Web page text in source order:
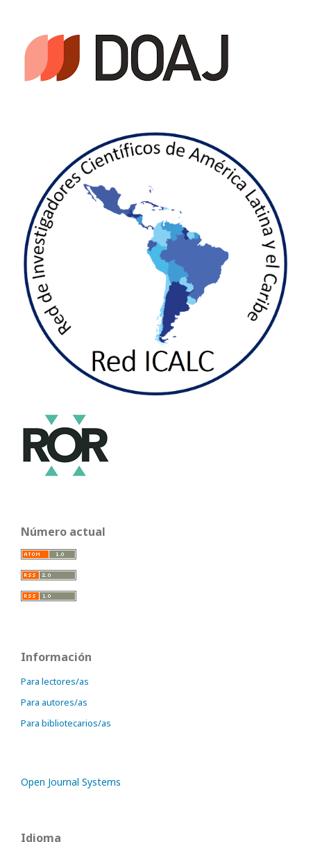
Número actual
Información
Para lectores/as
Para autores/as
Para bibliotecarios/as
Open Journal Systems
Idioma